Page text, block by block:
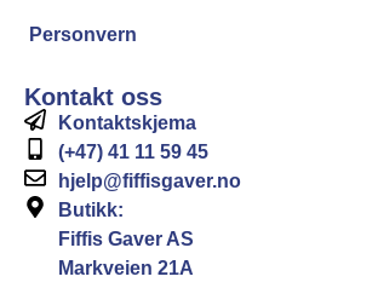
Personvern
Kontakt oss
Kontaktskjema
(+47) 41 11 59 45
hjelp@fiffisgaver.no
Butikk:
Fiffis Gaver AS
Markveien 21A